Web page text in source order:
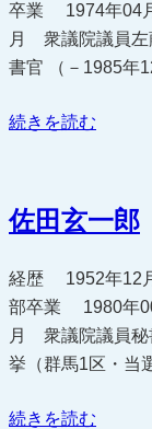
卒業 1974年04
月 衆議院議員
書官 （－1985年
“左
の
続きを読む
佐田玄一郎
経歴 1952年12
部卒業 1980年
月 衆議院議員
挙（群馬1区・
“佐
続きを読む